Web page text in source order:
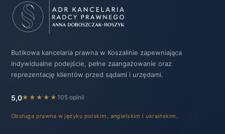
Butikowa kancelaria prawna w Koszalinie zapewniająca
indywidualne podejście, pełne zaangażowanie oraz
reprezentację klientów przed sądami i urzędami.
5,0★★★★★ 105 opinii
Obsługa prawna w języku polskim, angielskim i ukraińskim.